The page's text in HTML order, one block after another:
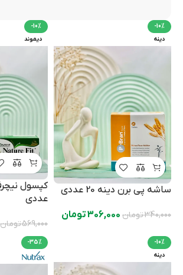
-10%
دینه
ساشه پی برن دینه 20 عددی
340,000تومان 306,000تومان
-10%
دیموند
عددی
569,000تومان
-10%
دینه
-35%